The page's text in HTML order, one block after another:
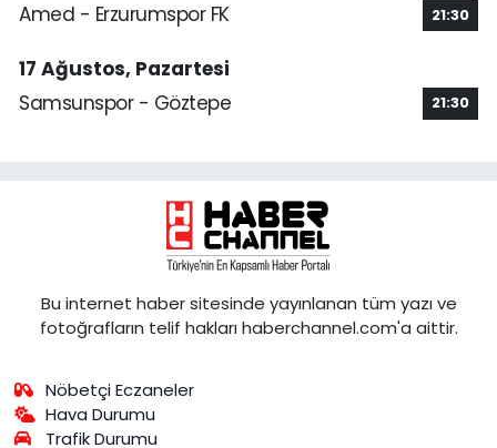
Amed - Erzurumspor FK 21:30
17 Ağustos, Pazartesi
Samsunspor - Göztepe
21:30
Bu internet haber sitesinde yayınlanan tüm yazı ve
fotoğrafların telif hakları haberchannel.com'a aittir.
Nöbetçi Eczaneler
Hava Durumu
Trafik Durumu